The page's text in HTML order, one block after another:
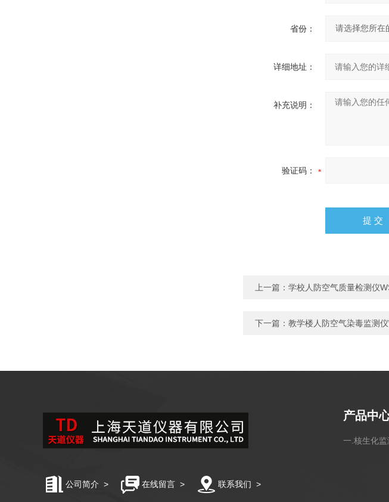
省份：
详细地址：
补充说明：
验证码：
上一篇： 学校人防空气质量检测仪
下一篇： 教学楼人防空气染毒监测仪
公司简介 > 在线留言 > 联系我们 >
产品中
一.核生化